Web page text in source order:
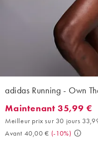
adidas Running - Own
Maintenant 35,99 €.
Maintenant 35,99 €
Meilleur prix sur 30 jours
Avant 40,00 € (-10%)